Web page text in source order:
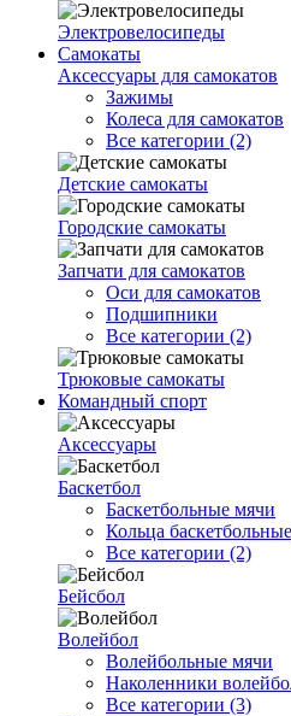
Электровелосипеды
Самокаты
Аксессуары для самокатов
Зажимы
Колеса для самокатов
Все категории (2)
Детские самокаты
Городские самокаты
Запчати для самокатов
Оси для самокатов
Подшипники
Все категории (2)
Трюковые самокаты
Командный спорт
Аксессуары
Баскетбол
Баскетбольные мячи
Кольца баскетбольные
Все категории (2)
Бейсбол
Волейбол
Волейбольные мячи
Наколенники
Все категории (3)